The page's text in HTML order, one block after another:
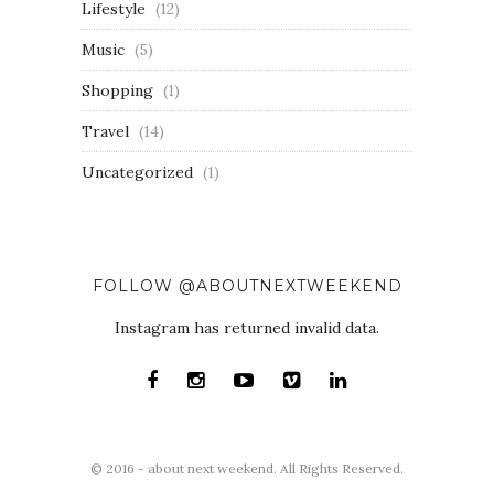
Lifestyle (12)
Music (5)
Shopping (1)
Travel (14)
Uncategorized (1)
FOLLOW @ABOUTNEXTWEEKEND
Instagram has returned invalid data.
© 2016 - about next weekend. All Rights Reserved.